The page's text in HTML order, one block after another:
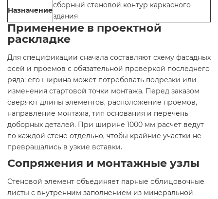
Назначение
сборный стеновой контур каркасного
здания
Применение в проектной
раскладке
Для спецификации сначала составляют схему фасадных
осей и проемов с обязательной проверкой последнего
ряда: его ширина может потребовать подрезки или
изменения стартовой точки монтажа. Перед заказом
сверяют длины элементов, расположение проемов,
направление монтажа, тип основания и перечень
доборных деталей. При ширине 1000 мм расчет ведут
по каждой стене отдельно, чтобы крайние участки не
превращались в узкие вставки.
Сопряжения и монтажные узлы
Стеновой элемент объединяет парные облицовочные
листы с внутренним заполнением из минеральной